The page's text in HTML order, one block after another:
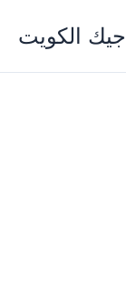
content
الكويت